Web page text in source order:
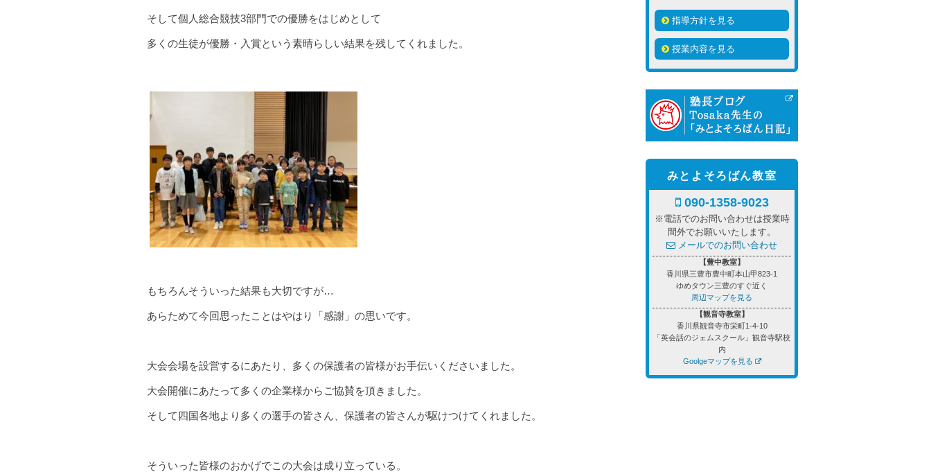
そして個人総合競技3部門での優勝をはじめとして
多くの生徒が優勝・入賞という素晴らしい結果を残してくれました。
もちろんそういった結果も大切ですが…
あらためて今回思ったことはやはり「感謝」の思いです。
大会会場を設営するにあたり、多くの保護者の皆様がお手伝いくださいました。
大会開催にあたって多くの企業様からご協賛を頂きました。
そして四国各地より多くの選手の皆さん、保護者の皆さんが駆けつけてくれました。
そういった皆様のおかげでこの大会は成り立っている。
指導方針を見る
授業内容を見る
みとよそろばん教室
090-1358-9023
※電話でのお問い合わせは授業時
間外でお願いいたします。
メールでのお問い合わせ
【豊中教室】
香川県三豊市豊中町本山甲823-1
ゆめタウン三豊のすぐ近く
周辺マップを見る
【観音寺教室】
香川県観音寺市栄町1-4-10
「英会話のジェムスクール」観音寺駅校
内
Goolgeマップを見る